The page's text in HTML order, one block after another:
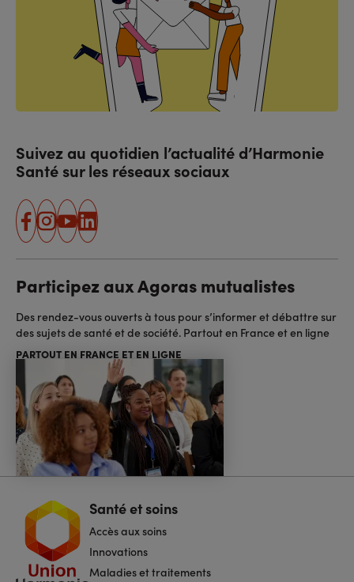
Suivez au quotidien l’actualité d’Harmonie
Santé sur les réseaux sociaux
facebook
instagram
youtube
linkedin
Participez aux Agoras mutualistes
Des rendez-vous ouverts à tous pour s’informer et débattre sur
des sujets de santé et de société. Partout en France et en ligne
PARTOUT EN FRANCE ET EN LIGNE
Navigation
pied
de
page
Santé et soins
Accès aux soins
Innovations
Maladies et traitements